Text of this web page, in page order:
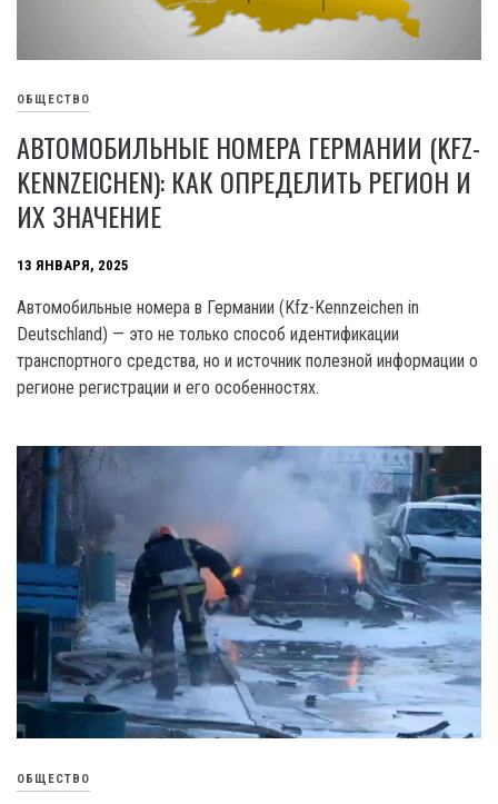
ОБЩЕСТВО
АВТОМОБИЛЬНЫЕ НОМЕРА ГЕРМАНИИ (KFZ-
KENNZEICHEN): КАК ОПРЕДЕЛИТЬ РЕГИОН И
ИХ ЗНАЧЕНИЕ
13 ЯНВАРЯ, 2025
Автомобильные номера в Германии (Kfz-Kennzeichen in
Deutschland) — это не только способ идентификации
транспортного средства, но и источник полезной информации о
регионе регистрации и его особенностях.
ОБЩЕСТВО